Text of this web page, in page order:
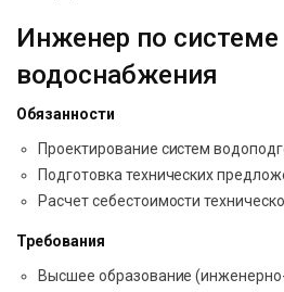
Инженер по системе
водоснабжения
Обязанности
Проектирование систем
Подготовка технических
Расчет себестоимости
Требования
Высшее образование